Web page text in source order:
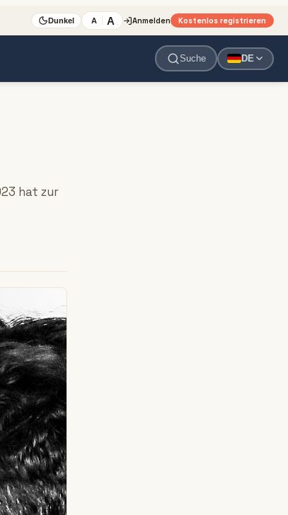
Dunkel A A Anmelden Kostenlos registrieren
Suche DE
hat zur